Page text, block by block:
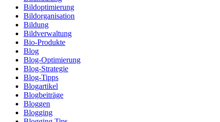
Bildoptimierung
Bildorganisation
Bildung
Bildverwaltung
Bio-Produkte
Blog
Blog-Optimierung
Blog-Strategie
Blog-Tipps
Blogartikel
Blogbeiträge
Bloggen
Blogging